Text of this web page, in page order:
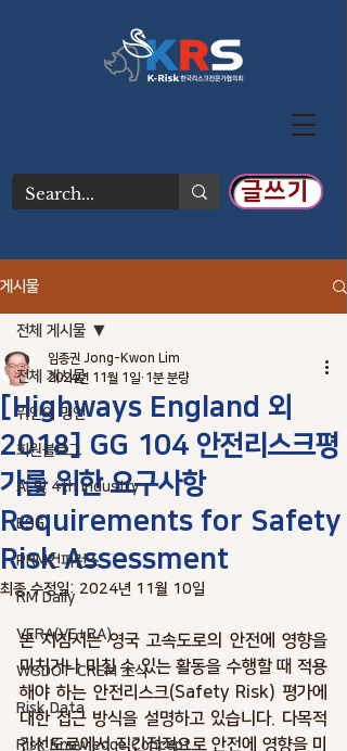
글쓰기
게시물
전체 게시물
위인의 명언
회원블로그
AI 및 4th industry
ESG
PRM컨퍼런스
RM Daily
VERA(VE+RA)
WSDOT CREM 소식
Risk Data
Risk Knowledge.Concept
전체 게시물
[Highways England 외
2018] GG 104 안전리스크평
가를 위한 요구사항
Requirements for Safety
Risk Assessment
임종권 Jong-Kwon Lim
2024년 11월 1일 1분 분량
최종 수정일: 2024년 11월 10일
본 지침서는 영국 고속도로의 안전에 영향을
미치거나 미칠 수 있는 활동을 수행할 때 적용
해야 하는 안전리스크(Safety Risk) 평가에
대한 접근 방식을 설명하고 있습니다. 다목적
간선도로에서 직간접적으로 안전에 영향을 미